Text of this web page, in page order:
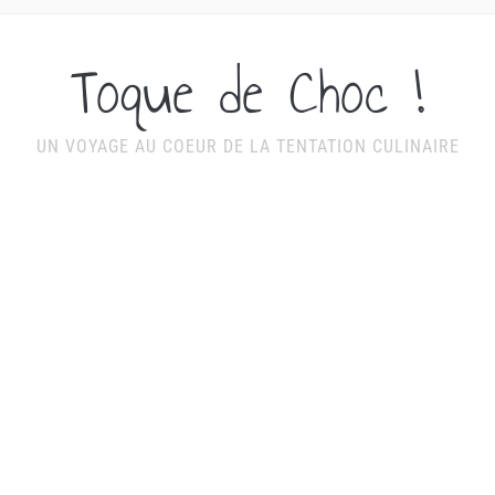
Toque de Choc !
UN VOYAGE AU COEUR DE LA TENTATION CULINAIRE